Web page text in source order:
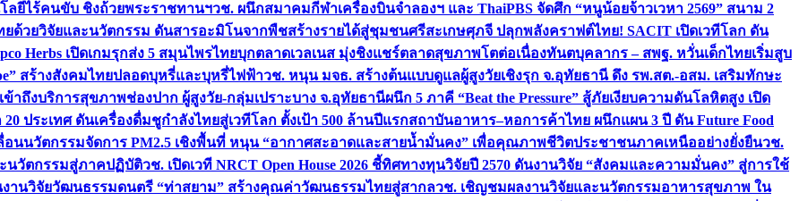
ลยีไร้คนขับ ชิงถ้วยพระราชทานฯวช. ผนึกสมาคมกีฬาเครื่องบินจำลองฯ และ ThaiPBS จัดศึก “หนูน้อยจ้าวเวหา 2569” สนาม 2
ด้วยวิจัยและนวัตกรรม ดันสารอะมิโนจากพืชสร้างรายได้สู่ชุมชนศรีสะเกษศุภจี ปลุกพลังคราฟต์ไทย! SACIT เปิดเวทีโลก ดัน
Herbs เปิดเกมรุกส่ง 5 สมุนไพรไทยบุกตลาดเวลเนส มุ่งชิงแชร์ตลาดสุขภาพโตต่อเนื่องทันตบุคลากร – สพฐ. หวั่นเด็กไทยเริ่มสูบ
สร้างสังคมไทยปลอดบุหรี่และบุหรี่ไฟฟ้าวช. หนุน มจธ. สร้างต้นแบบดูแลผู้สูงวัยเชิงรุก จ.อุทัยธานี ดึง รพ.สต.-อสม. เสริมทักษะ
าถึงบริการสุขภาพช่องปาก ผู้สูงวัย-กลุ่มเปราะบาง จ.อุทัยธานีผนึก 5 ภาคี “Beat the Pressure” สู้ภัยเงียบความดันโลหิตสูง เปิด
ประเทศ ดันเครื่องดื่มชูกำลังไทยสู่เวทีโลก ตั้งเป้า 500 ล้านปีแรกสถาบันอาหาร–หอการค้าไทย ผนึกแผน 3 ปี ดัน Future Food
นนวัตกรรมจัดการ PM2.5 เชิงพื้นที่ หนุน “อากาศสะอาดและสายน้ำมั่นคง” เพื่อคุณภาพชีวิตประชาชนภาคเหนืออย่างยั่งยืนวช.
นวัตกรรมสู่ภาคปฏิบัติวช. เปิดเวที NRCT Open House 2026 ชี้ทิศทางทุนวิจัยปี 2570 ดันงานวิจัย “สังคมและความมั่นคง” สู่การใช้
งานวิจัยวัฒนธรรมดนตรี “ท่าสยาม” สร้างคุณค่าวัฒนธรรมไทยสู่สากลวช. เชิญชมผลงานวิจัยและนวัตกรรมอาหารสุขภาพ ใน